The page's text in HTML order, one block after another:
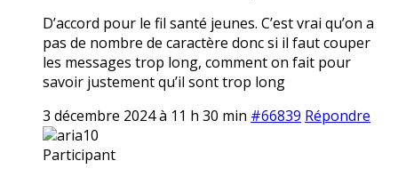
D’accord pour le fil santé jeunes. C’est vrai qu’on a
pas de nombre de caractère donc si il faut couper
les messages trop long, comment on fait pour
savoir justement qu’il sont trop long
3 décembre 2024 à 11 h 30 min #66839 Répondre
aria10
Participant